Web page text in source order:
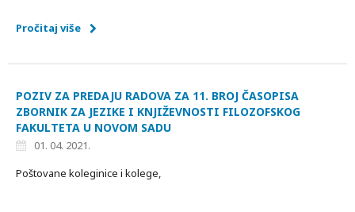
Pročitaj više
POZIV ZA PREDAJU RADOVA ZA 11. BROJ ČASOPISA
ZBORNIK ZA JEZIKE I KNJIŽEVNOSTI FILOZOFSKOG
FAKULTETA U NOVOM SADU
01. 04. 2021.
Poštovane koleginice i kolege,